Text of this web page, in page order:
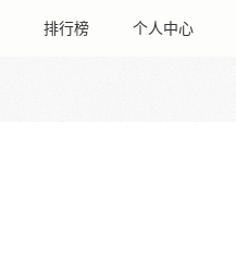
排行榜 个人中心